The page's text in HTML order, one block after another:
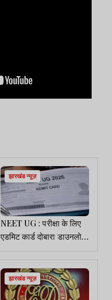
झारखंड न्यूज़
NEET UG : परीक्षा के लिए
एडमिट कार्ड दोबारा डाउनलोड
करने की जरूरत नहीं, NTA ने
जारी किया स्पष्टीकरण
झारखंड न्यूज़